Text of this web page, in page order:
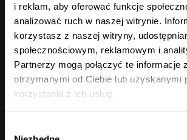
i reklam, aby oferować funkcje
analizować ruch w naszej witrynie.
korzystasz z naszej witryny,
społecznościowym, reklamowym i
Partnerzy mogą połączyć te informacje
otrzymanymi od Ciebie lub uzyskanymi
korzystania z ich usług.